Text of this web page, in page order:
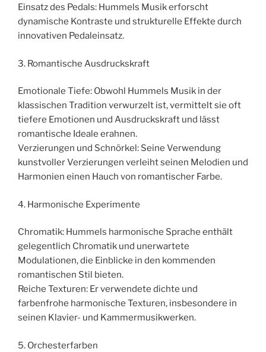
Einsatz des Pedals: Hummels Musik erforscht
dynamische Kontraste und strukturelle Effekte durch
innovativen Pedaleinsatz.
3. Romantische Ausdruckskraft
Emotionale Tiefe: Obwohl Hummels Musik in der
klassischen Tradition verwurzelt ist, vermittelt sie oft
tiefere Emotionen und Ausdruckskraft und lässt
romantische Ideale erahnen.
Verzierungen und Schnörkel: Seine Verwendung
kunstvoller Verzierungen verleiht seinen Melodien und
Harmonien einen Hauch von romantischer Farbe.
4. Harmonische Experimente
Chromatik: Hummels harmonische Sprache enthält
gelegentlich Chromatik und unerwartete
Modulationen, die Einblicke in den kommenden
romantischen Stil bieten.
Reiche Texturen: Er verwendete dichte und
farbenfrohe harmonische Texturen, insbesondere in
seinen Klavier- und Kammermusikwerken.
5. Orchesterfarben